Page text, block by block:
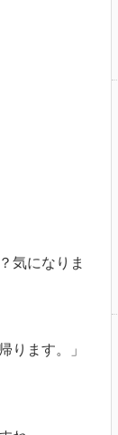
気になりま
ります。」